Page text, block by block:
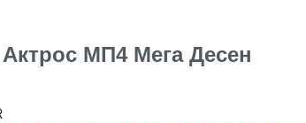
МП4 Мега Десен